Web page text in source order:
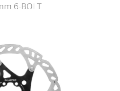
6-BOLT